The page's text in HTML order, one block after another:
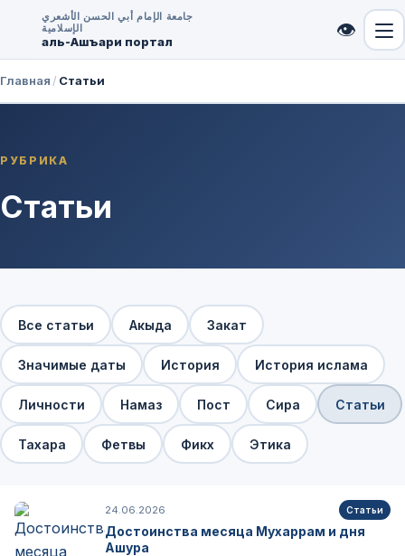
جامعة الإمام أبي الحسن الأشعري
الإسلامية
аль-Ашъари портал 👁
Главная / Статьи
РУБРИКА
Статьи
Все статьи Акыда Закат
Значимые даты История История ислама
Личности Намаз Пост Сира Статьи
Тахара Фетвы Фикх Этика
24.06.2026 Статьи
Достоинства месяца Мухаррам и дня
Ашура